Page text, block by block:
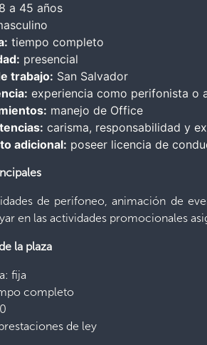
a 45 años
tiempo completo
presencial
trabajo: San Salvador
experiencia como perifonista o
manejo de Office
carisma, responsabilidad y
adicional: poseer licencia de
de perifoneo, animación de
en las actividades promocionales
la plaza
fija
completo
de ley